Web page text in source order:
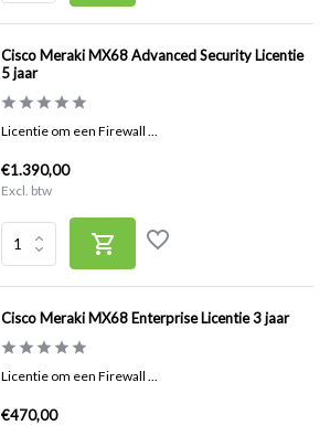
Cisco Meraki MX68 Advanced Security Licentie
5 jaar
Licentie om een Firewall ...
€1.390,00
Excl. btw
Cisco Meraki MX68 Enterprise Licentie 3 jaar
Licentie om een Firewall ...
€470,00